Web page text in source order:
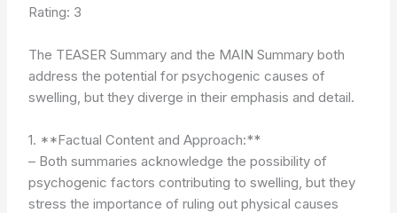
Rating: 3
The TEASER Summary and the MAIN Summary both
address the potential for psychogenic causes of
swelling, but they diverge in their emphasis and detail.
1. **Factual Content and Approach:**
– Both summaries acknowledge the possibility of
psychogenic factors contributing to swelling, but they
stress the importance of ruling out physical causes